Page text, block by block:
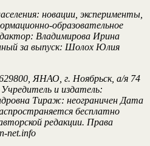
новации, эксперименты,
образовательное
Владимирова Ирина
за выпуск: Шолох Юлия
ЯНАО, г. Ноябрьск, а/я 74
и издатель:
Тираж: неограничен Дата
бесплатно
редакции. Права
net.info